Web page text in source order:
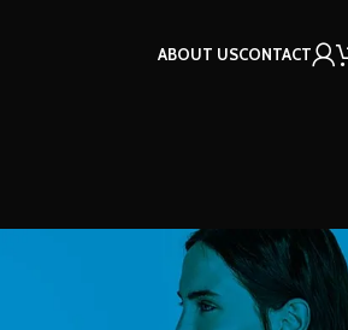
ABOUT USCONTACT